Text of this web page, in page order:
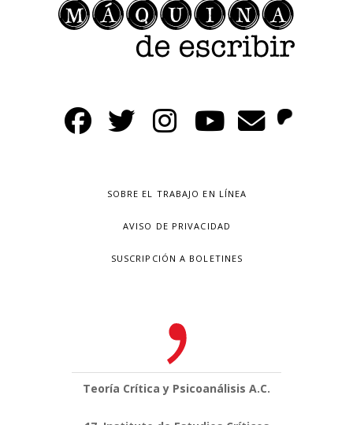
SOBRE EL TRABAJO EN LÍNEA
AVISO DE PRIVACIDAD
SUSCRIPCIÓN A BOLETINES
Teoría Crítica y Psicoanálisis A.C.